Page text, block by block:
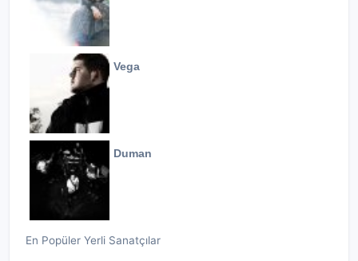
Vega
Duman
En Popüler Yerli Sanatçılar